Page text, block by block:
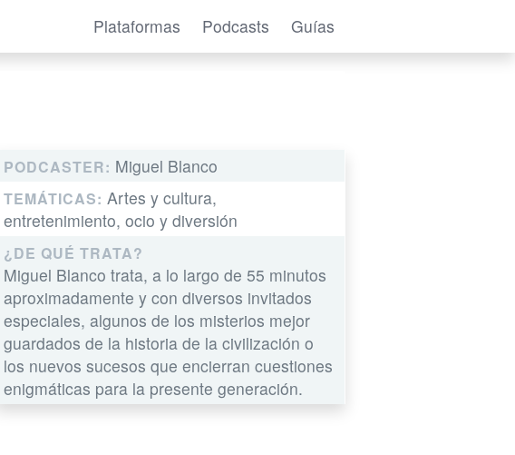
Plataformas Podcasts Guías
PODCASTER: Miguel Blanco
TEMÁTICAS: Artes y cultura,
entretenimiento, ocio y diversión
¿DE QUÉ TRATA?
Miguel Blanco trata, a lo largo de 55 minutos
aproximadamente y con diversos invitados
especiales, algunos de los misterios mejor
guardados de la historia de la civilización o
los nuevos sucesos que encierran cuestiones
enigmáticas para la presente generación.